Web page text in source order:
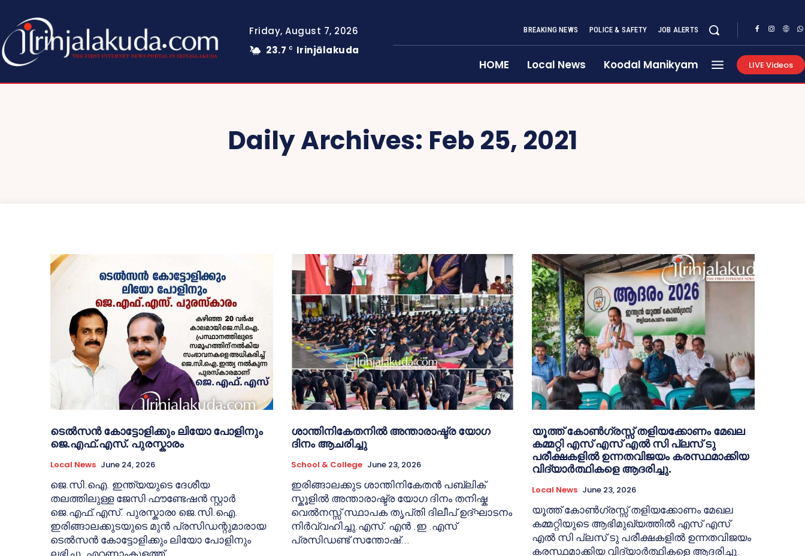
Friday, August 7, 2026
23.7 C Irinjālakuda
BREAKING NEWS POLICE & SAFETY JOB ALERTS
HOME Local News Koodal Manikyam LIVE Videos
Daily Archives: Feb 25, 2021
ടെൽസൻ കോട്ടോളിക്കും ലിയോ പോളിനും
ജെ.എഫ്.എസ്. പുരസ്കാരം
Local News June 24, 2026
ജെ.സി.ഐ. ഇന്ത്യയുടെ ദേശീയ
തലത്തിലുള്ള ജേസി ഫൗണ്ടേഷൻ സ്റ്റാർ
ജെ.എഫ്.എസ്. പുരസ്കാരo ജെ.സി.ഐ.
ഇരിങ്ങാലക്കുടയുടെ മുൻ പ്രസിഡന്റുമാരായ
ടെൽസൻ കോട്ടോളിക്കും ലിയോ പോളിനും
ശാന്തിനികേതനിൽ അന്താരാഷ്ട്ര യോഗ
ദിനം ആചരിച്ചു
School & College June 23, 2026
ഇരിങ്ങാലക്കുട ശാന്തിനികേതൻ പബ്ലിക്
സ്കൂളിൽ അന്താരാഷ്ട്ര യോഗ ദിനം തനിഷ്ക
വെൽനസ്സ് സ്ഥാപക തൃപ്‌തി ദിലീപ് ഉദ്ഘാടനം
നിർവ്വഹിച്ചു.എസ്. എൻ .ഇ .എസ്
പ്രസിഡണ്ട് സന്തോഷ്...
യൂത്ത് കോൺഗ്രസ്സ് തളിയക്കോണം മേഖല
കമ്മറ്റി എസ് എസ് എൽ സി പ്ലസ് ടു
പരീക്ഷകളിൽ ഉന്നതവിജയം കരസ്ഥമാക്കിയ
വിദ്യാർത്ഥികളെ ആദരിച്ചു.
Local News June 23, 2026
യൂത്ത് കോൺഗ്രസ്സ് തളിയക്കോണം മേഖല
കമ്മറ്റിയുടെ ആഭിമുഖ്യത്തിൽ എസ് എസ്
എൽ സി പ്ലസ് ടു പരീക്ഷകളിൽ ഉന്നതവിജയം
കരസ്ഥമാക്കിയ വിദ്യാർത്ഥികളെ ആദരിച്ചു.